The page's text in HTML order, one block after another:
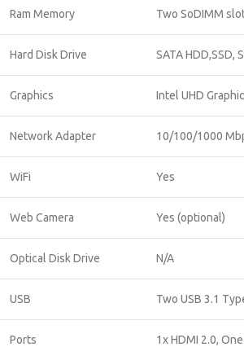
Ram Memory Two SoDIMM
Hard Disk Drive SATA HDD,SSD,
Graphics Intel UHD
Network Adapter 10/100/1000
WiFi Yes
Web Camera Yes (optional)
Optical Disk Drive N/A
USB Two USB 3.1
Ports 1x HDMI 2.0,